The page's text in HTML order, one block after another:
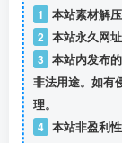
1 本站素材解
2 本站永久网址
3 本站内发布
非法用途。如有
理。
4 本站非盈利